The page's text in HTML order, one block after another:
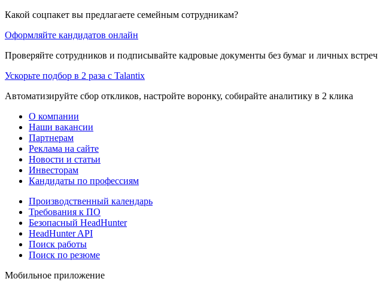
Какой соцпакет вы предлагаете семейным сотрудникам?
Оформляйте кандидатов онлайн
Проверяйте сотрудников и подписывайте кадровые документы без бумаг и личных встреч
Ускорьте подбор в 2 раза с Talantix
Автоматизируйте сбор откликов, настройте воронку, собирайте аналитику в 2 клика
О компании
Наши вакансии
Партнерам
Реклама на сайте
Новости и статьи
Инвесторам
Кандидаты по профессиям
Производственный календарь
Требования к ПО
Безопасный HeadHunter
HeadHunter API
Поиск работы
Поиск по резюме
Мобильное приложение